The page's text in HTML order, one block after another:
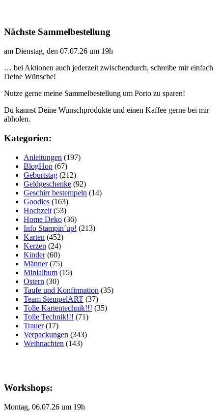
Nächste Sammelbestellung
am Dienstag, den 07.07.26 um 19h
… bei Aktionen auch jederzeit zwischendurch, schreibe mir einfach
Deine Wünsche!
Nutze gerne meine Sammelbestellung um Porto zu sparen!
Du kannst Deine Wunschprodukte und einen Kaffee gerne bei mir
abholen.
Kategorien:
Anleitungen (197)
BlogHop (67)
Geburtstag (212)
Geldgeschenke (92)
Geschirr bestempeln (14)
Goodies (163)
Hochzeit (53)
Home Deko (36)
Info Stampin´up! (213)
Karten (452)
Kerzen (24)
Kinder(60)
Männer(75)
Minialbum (15)
Ostern (30)
Taufe und Konfirmation (35)
Team StempelART (37)
Tolle Kartentechnik!!! (35)
Tolle Technik!!! (71)
Trauer(17)
Verpackungen (343)
Weihnachten (143)
Workshops:
Montag, 06.07.26 um 19h